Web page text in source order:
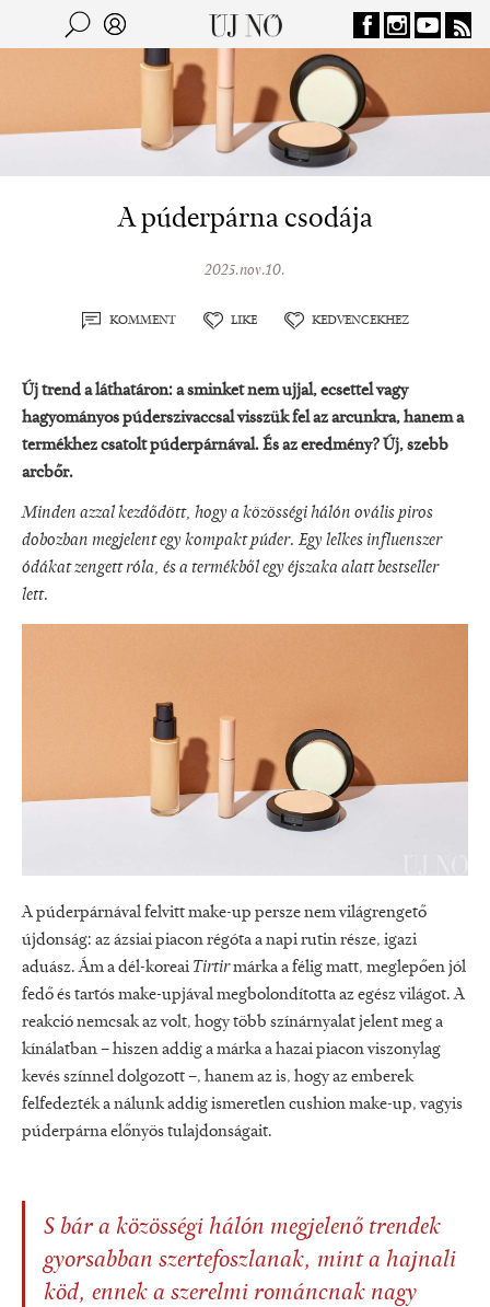
Jump to navigation
Kereső
A púderpárna csodája
2025.nov.10.
KOMMENT LIKE KEDVENCEKHEZ
Új trend a láthatáron: a sminket nem ujjal, ecsettel vagy
hagyományos púderszivaccsal visszük fel az arcunkra, hanem a
termékhez csatolt púderpárnával. És az eredmény? Új, szebb
arcbőr.
Minden azzal kezdődött, hogy a közösségi hálón ovális piros
dobozban megjelent egy kompakt púder. Egy lelkes influenszer
ódákat zengett róla, és a termékből egy éjszaka alatt bestseller
lett.
A púderpárnával felvitt make-up persze nem világrengető
újdonság: az ázsiai piacon régóta a napi rutin része, igazi
aduász. Ám a dél-koreai Tirtirmárka a félig matt, meglepően jól
fedő és tartós make-upjával megbolondította az egész világot. A
reakció nemcsak az volt, hogy több színárnyalat jelent meg a
kínálatban – hiszen addig a márka a hazai piacon viszonylag
kevés színnel dolgozott –, hanem az is, hogy az emberek
felfedezték a nálunk addig ismeretlen cushion make-up, vagyis
púderpárna előnyös tulajdonságait.
S bár a közösségi hálón megjelenő trendek
gyorsabban szertefoszlanak, mint a hajnali
köd, ennek a szerelmi románcnak nagy